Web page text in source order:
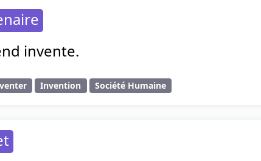
invente.
Invention Société Humaine